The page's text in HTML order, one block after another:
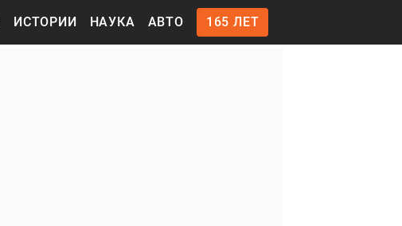
ИСТОРИИ НАУКА АВТО 165 ЛЕТ